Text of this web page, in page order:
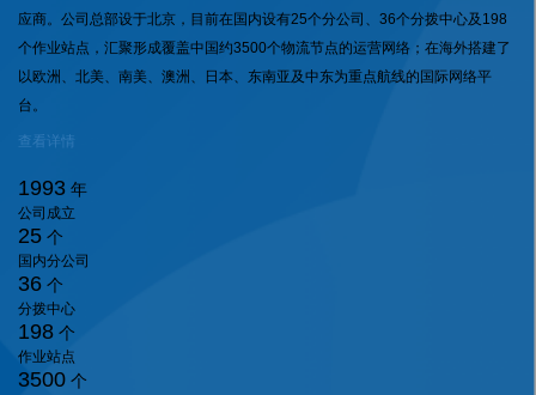
应商。公司总部设于北京，目前在国内设有25个分公司、36个分拨中心及198
个作业站点，汇聚形成覆盖中国约3500个物流节点的运营网络；在海外搭建了
以欧洲、北美、南美、澳洲、日本、东南亚及中东为重点航线的国际网络平
台。
查看详情
1993 年
公司成立
25 个
国内分公司
36 个
分拨中心
198 个
作业站点
3500 个